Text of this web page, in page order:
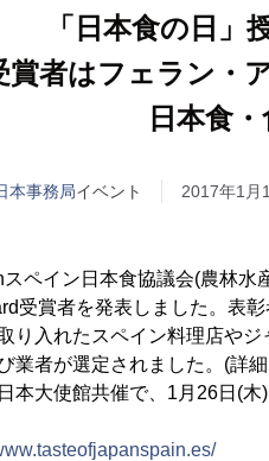
「日本食の日
賞者はフェラン・
日本食
本事務局イベント 2017年1月
スペイン日本食協議会(農林
受賞者を発表しました。表
り入れたスペイン料理店や
業者が選定されました。(詳
本大使館共催で、1月26日(